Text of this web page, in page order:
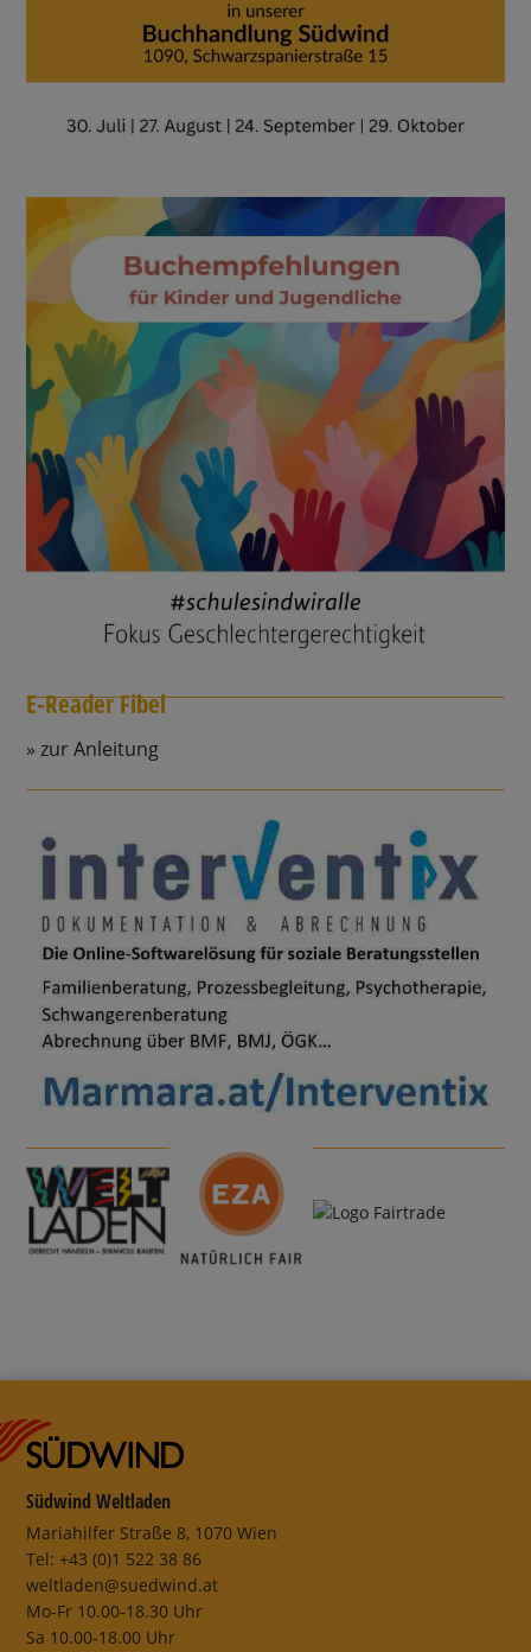
E-Reader Fibel
zur Anleitung
Südwind Weltladen
Mariahilfer Straße 8, 1070 Wien
Tel: +43 (0)1 522 38 86
weltladen@suedwind.at
Mo-Fr 10.00-18.30 Uhr
Sa 10.00-18.00 Uhr